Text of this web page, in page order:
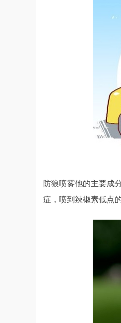
防狼喷雾他的主要成
症，喷到辣椒素低点